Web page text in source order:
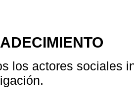
los actores sociales